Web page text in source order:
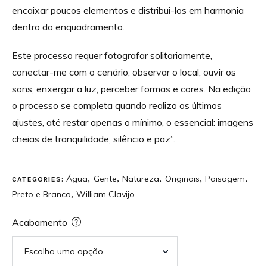
encaixar poucos elementos e distribui-los em harmonia
dentro do enquadramento.
Este processo requer fotografar solitariamente,
conectar-me com o cenário, observar o local, ouvir os
sons, enxergar a luz, perceber formas e cores. Na edição
o processo se completa quando realizo os últimos
ajustes, até restar apenas o mínimo, o essencial: imagens
cheias de tranquilidade, silêncio e paz”.
CATEGORIES:Água, Gente, Natureza, Originais, Paisagem,
Preto e Branco,William Clavijo
Acabamento